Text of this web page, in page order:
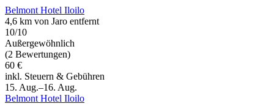
Belmont Hotel Iloilo
4,6 km von Jaro entfernt
10/10
Außergewöhnlich
(2 Bewertungen)
60 €
inkl. Steuern & Gebühren
15. Aug.–16. Aug.
Belmont Hotel Iloilo